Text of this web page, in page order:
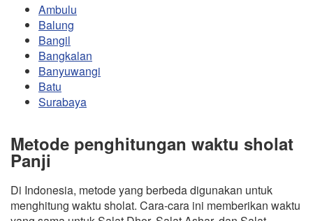
Ambulu
Balung
Bangil
Bangkalan
Banyuwangi
Batu
Surabaya
Metode penghitungan waktu sholat
Panji
Di Indonesia, metode yang berbeda digunakan untuk
menghitung waktu sholat. Cara-cara ini memberikan waktu